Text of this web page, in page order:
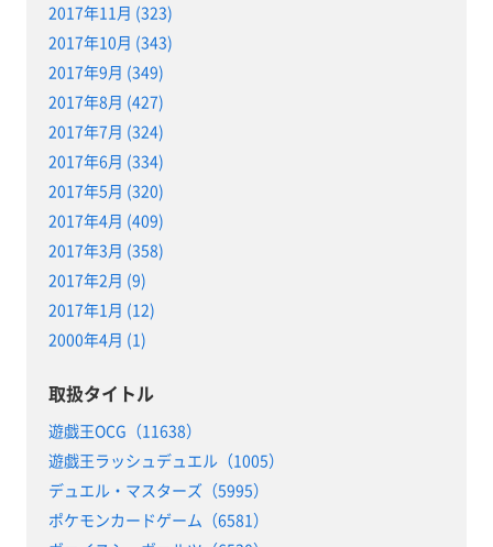
2017年11月 (323)
2017年10月 (343)
2017年9月 (349)
2017年8月 (427)
2017年7月 (324)
2017年6月 (334)
2017年5月 (320)
2017年4月 (409)
2017年3月 (358)
2017年2月 (9)
2017年1月 (12)
2000年4月 (1)
取扱タイトル
遊戯王OCG（11638）
遊戯王ラッシュデュエル（1005）
デュエル・マスターズ（5995）
ポケモンカードゲーム（6581）